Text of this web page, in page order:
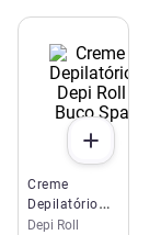
Creme
Depilatório
Depi Roll Buço
Depi Roll